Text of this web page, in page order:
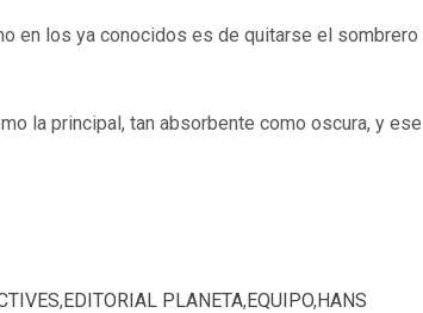
en los ya conocidos es de quitarse el sombrero
la principal, tan absorbente como oscura, y ese
,EDITORIAL PLANETA,EQUIPO,HANS